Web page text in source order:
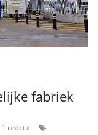
fabriek
1 reactie